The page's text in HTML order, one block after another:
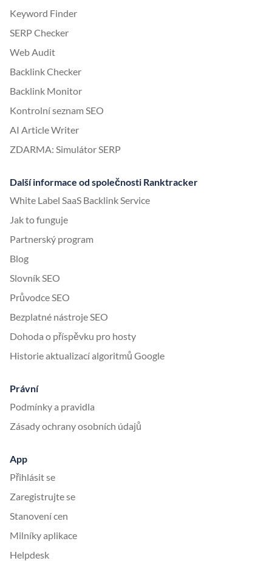
Keyword Finder
SERP Checker
Web Audit
Backlink Checker
Backlink Monitor
Kontrolní seznam SEO
AI Article Writer
ZDARMA: Simulátor SERP
Další informace od společnosti Ranktracker
White Label SaaS Backlink Service
Jak to funguje
Partnerský program
Blog
Slovník SEO
Průvodce SEO
Bezplatné nástroje SEO
Dohoda o příspěvku pro hosty
Historie aktualizací algoritmů Google
Právní
Podmínky a pravidla
Zásady ochrany osobních údajů
App
Přihlásit se
Zaregistrujte se
Stanovení cen
Milníky aplikace
Helpdesk